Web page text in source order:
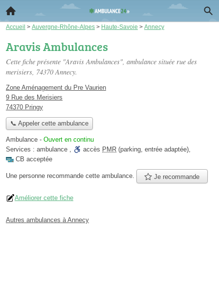
Accueil > Auvergne-Rhône-Alpes > Haute-Savoie > Annecy
Aravis Ambulances
Cette fiche présente "Aravis Ambulances", ambulance située rue des
merisiers, 74370 Annecy.
Zone Aménagement du Pre Vaurien
9 Rue des Merisiers
74370 Pringy
📞 Appeler cette ambulance
Ambulance - Ouvert en continu
Services : ambulance , accès PMR (parking, entrée adaptée),
CB acceptée
Une personne recommande cette ambulance. Je recommande
Améliorer cette fiche
Autres ambulances à Annecy